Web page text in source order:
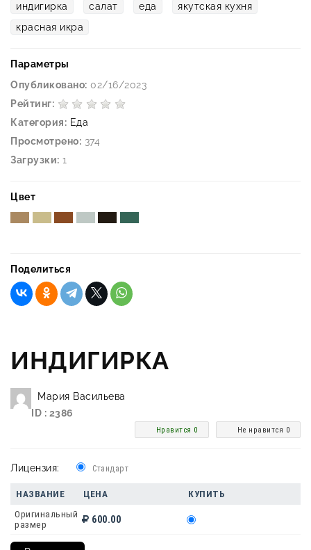
индигирка салат еда
якутская кухня
красная икра
Параметры
Опубликовано: 02/16/2023
Рейтинг:
Категория: Еда
Просмотрено: 374
Загрузки: 1
Цвет
Поделиться
ИНДИГИРКА
Мария Васильева
ID : 2386
Не нравится 0
Нравится 0
Лицензия: Стандарт
НАЗВАНИЕ ЦЕНА
КУПИТЬ
Оригинальный
размер
600.00